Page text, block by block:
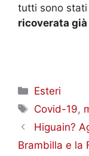
tutti sono
ricoverata
Categorie
Esteri
Tag
Covid-19,
Higuain?
Brambilla e la